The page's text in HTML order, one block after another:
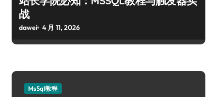
战
dawei 4 月 11, 2026
MsSql教程